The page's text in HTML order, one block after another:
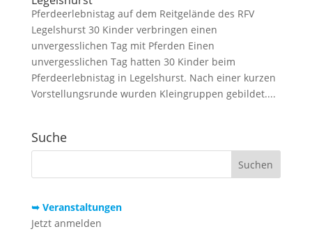
Pferdeerlebnistag auf dem Reitgelände des RFV
Legelshurst 30 Kinder verbringen einen
unvergesslichen Tag mit Pferden Einen
unvergesslichen Tag hatten 30 Kinder beim
Pferdeerlebnistag in Legelshurst. Nach einer kurzen
Vorstellungsrunde wurden Kleingruppen gebildet....
Suche
➥ Veranstaltungen
Jetzt anmelden